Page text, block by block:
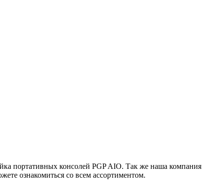
портативных консолей PGP AIO. Так же наша компания
ознакомиться со всем ассортиментом.